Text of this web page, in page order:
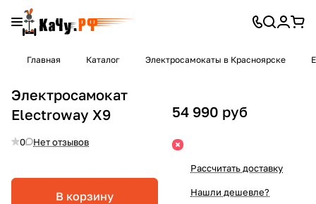
Главная Каталог Электросамокаты в Красноярске
Электросамокат
Electroway X9
0 Нет отзывов
В корзину
54 990 руб
Рассчитать доставку
Нашли дешевле?